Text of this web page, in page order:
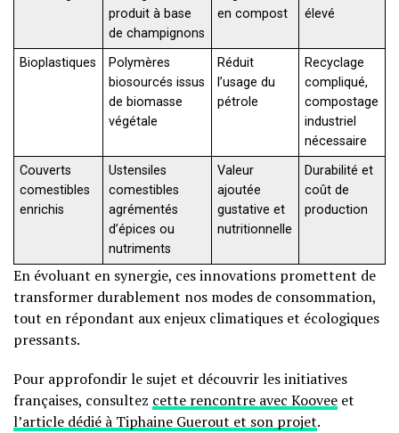
produit à base
de champignons
en compost
élevé
Bioplastiques
Polymères
biosourcés issus
de biomasse
végétale
Réduit
l’usage du
pétrole
Recyclage
compliqué,
compostage
industriel
nécessaire
Couverts
comestibles
enrichis
Ustensiles
comestibles
agrémentés
d’épices ou
nutriments
Valeur
ajoutée
gustative et
nutritionnelle
Durabilité et
coût de
production
En évoluant en synergie, ces innovations promettent de
transformer durablement nos modes de consommation,
tout en répondant aux enjeux climatiques et écologiques
pressants.
Pour approfondir le sujet et découvrir les initiatives
françaises, consultez cette rencontre avec Koovee et
l’article dédié à Tiphaine Guerout et son projet.